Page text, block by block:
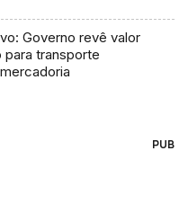
Governo revê valor
transporte
PUB